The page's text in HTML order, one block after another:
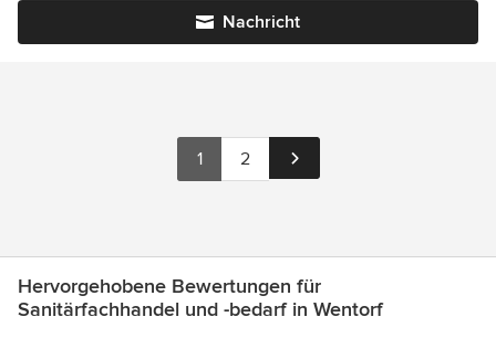
Nachricht
1 2
Hervorgehobene Bewertungen für
Sanitärfachhandel und -bedarf in Wentorf